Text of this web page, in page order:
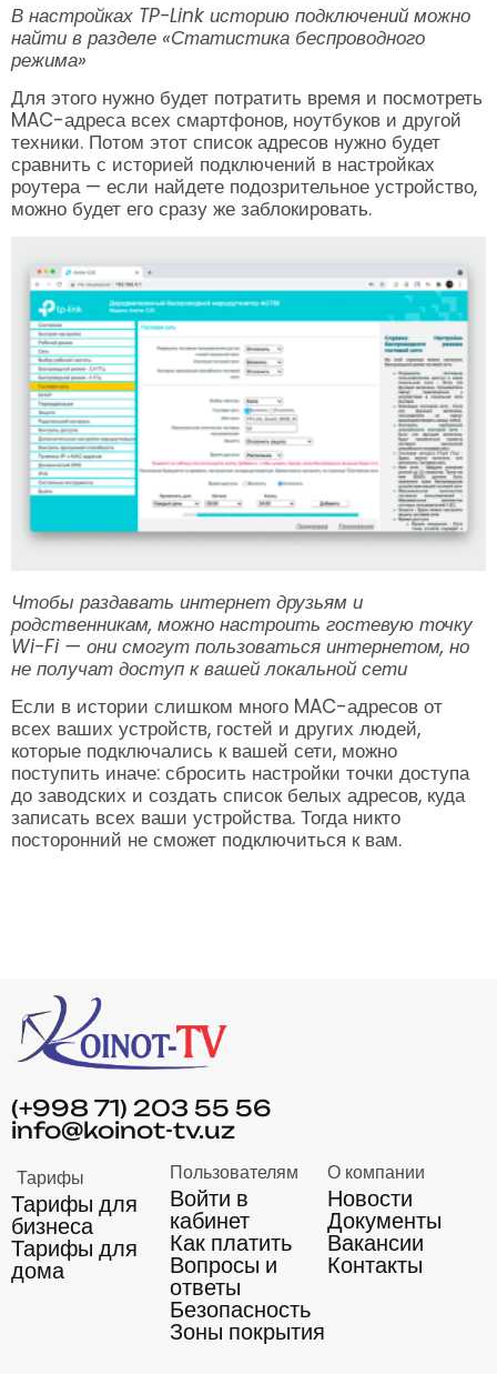
В настройках TP-Link историю подключений можно
найти в разделе «Статистика беспроводного
режима»
Для этого нужно будет потратить время и посмотреть
MAC-адреса всех смартфонов, ноутбуков и другой
техники. Потом этот список адресов нужно будет
сравнить с историей подключений в настройках
роутера — если найдете подозрительное устройство,
можно будет его сразу же заблокировать.
Чтобы раздавать интернет друзьям и
родственникам, можно настроить гостевую точку
Wi-Fi — они смогут пользоваться интернетом, но
не получат доступ к вашей локальной сети
Если в истории слишком много MAC-адресов от
всех ваших устройств, гостей и других людей,
которые подключались к вашей сети, можно
поступить иначе: сбросить настройки точки доступа
до заводских и создать список белых адресов, куда
записать всех ваши устройства. Тогда никто
посторонний не сможет подключиться к вам.
(+998 71) 203 55 56
info@koinot-tv.uz
Тарифы
Тарифы для
бизнеса
Тарифы для
дома
Пользователям
Войти в
кабинет
Как платить
Вопросы и
ответы
Безопасность
Зоны покрытия
О компании
Новости
Документы
Вакансии
Контакты